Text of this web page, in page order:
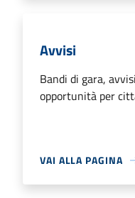
Avvisi
Bandi di gara,
opportunità per
VAI ALLA PAGINA